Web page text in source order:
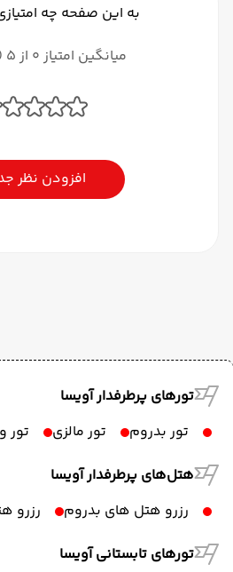
به این صفحه چه
میانگین امتیاز 0 از 5 ( از 0 رای )
افزودن نظر
تورهای پرطرفدار آویسا
تور بدروم
تور مالزی تور
هتل‌های پرطرفدار آویسا
رزرو هتل های بدروم
رزرو
تورهای تابستانی آویسا